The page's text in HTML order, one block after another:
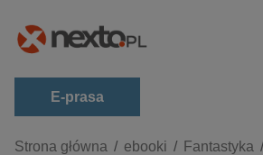
E-prasa
Kategorie
Strona główna ebooki Fantastyka